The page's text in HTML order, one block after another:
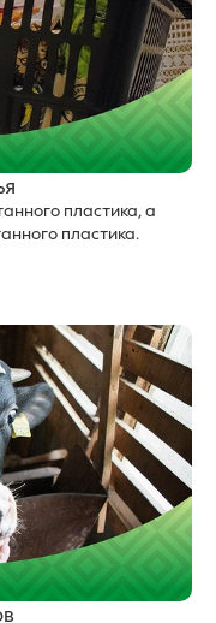
пластика, а
пластика.